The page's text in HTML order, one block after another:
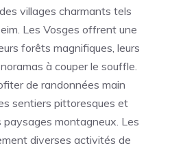
villages charmants tels
Les Vosges offrent une
forêts magnifiques, leurs
à couper le souffle.
de randonnées main
sentiers pittoresques et
paysages montagneux. Les
diverses activités de